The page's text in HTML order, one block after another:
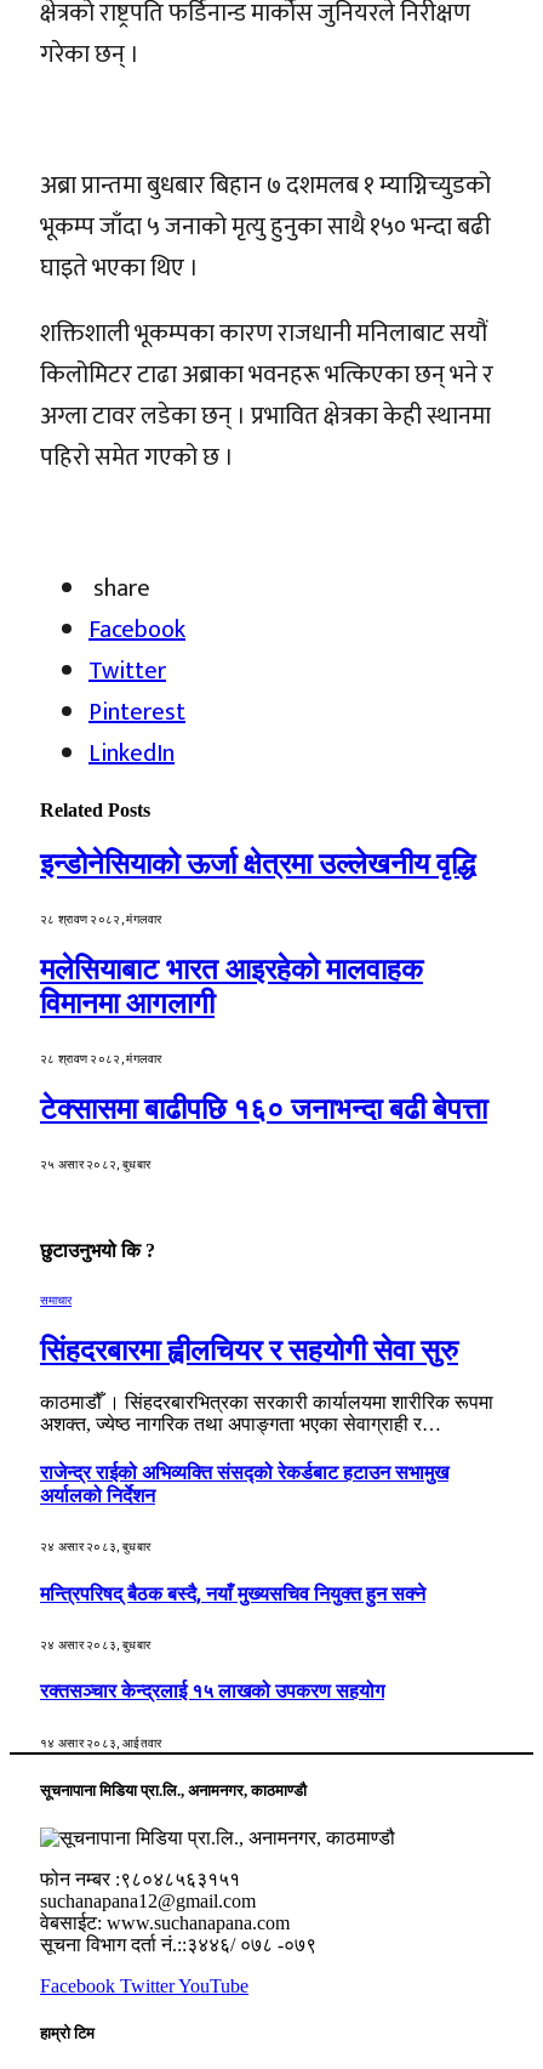
क्षेत्रको राष्ट्रपति फर्डिनान्ड मार्कोस जुनियरले निरीक्षण
गरेका छन् ।
अब्रा प्रान्तमा बुधबार बिहान ७ दशमलब १ म्याग्निच्युडको
भूकम्प जाँदा ५ जनाको मृत्यु हुनुका साथै १५० भन्दा बढी
घाइते भएका थिए ।
शक्तिशाली भूकम्पका कारण राजधानी मनिलाबाट सयौं
किलोमिटर टाढा अब्राका भवनहरू भत्किएका छन् भने र
अग्ला टावर लडेका छन् । प्रभावित क्षेत्रका केही स्थानमा
पहिरो समेत गएको छ ।
share
Facebook
Twitter
Pinterest
LinkedIn
Related Posts
इन्डोनेसियाको ऊर्जा क्षेत्रमा उल्लेखनीय वृद्धि
२८ श्रावण २०८२, मंगलवार
मलेसियाबाट भारत आइरहेको मालवाहक
विमानमा आगलागी
२८ श्रावण २०८२, मंगलवार
टेक्सासमा बाढीपछि १६० जनाभन्दा बढी बेपत्ता
२५ असार २०८२, बुधबार
छुटाउनुभयो कि ?
समाचार
सिंहदरबारमा ह्वीलचियर र सहयोगी सेवा सुरु
काठमाडौँ । सिंहदरबारभित्रका सरकारी कार्यालयमा शारीरिक रूपमा
अशक्त, ज्येष्ठ नागरिक तथा अपाङ्गता भएका सेवाग्राही र…
राजेन्द्र राईको अभिव्यक्ति संसद्को रेकर्डबाट हटाउन सभामुख
अर्यालको निर्देशन
२४ असार २०८३, बुधबार
मन्त्रिपरिषद् बैठक बस्दै, नयाँ मुख्यसचिव नियुक्त हुन सक्ने
२४ असार २०८३, बुधबार
रक्तसञ्चार केन्द्रलाई १५ लाखको उपकरण सहयोग
१४ असार २०८३, आईतवार
सूचनापाना मिडिया प्रा.लि., अनामनगर, काठमाण्डौ
फोन नम्बर :९८०४८५६३१५१
suchanapana12@gmail.com
वेबसाईट: www.suchanapana.com
सूचना विभाग दर्ता नं.::३४४६/ ०७८ -०७९
Facebook TwitterYouTube
हाम्रो टिम